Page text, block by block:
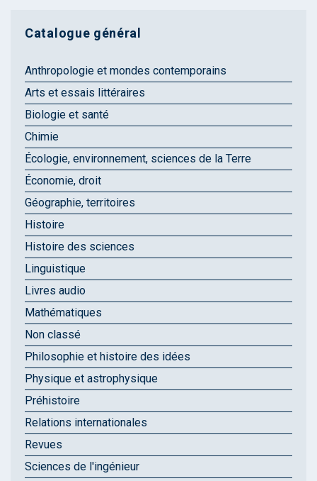
Catalogue général
Anthropologie et mondes contemporains
Arts et essais littéraires
Biologie et santé
Chimie
Écologie, environnement, sciences de la Terre
Économie, droit
Géographie, territoires
Histoire
Histoire des sciences
Linguistique
Livres audio
Mathématiques
Non classé
Philosophie et histoire des idées
Physique et astrophysique
Préhistoire
Relations internationales
Revues
Sciences de l'ingénieur